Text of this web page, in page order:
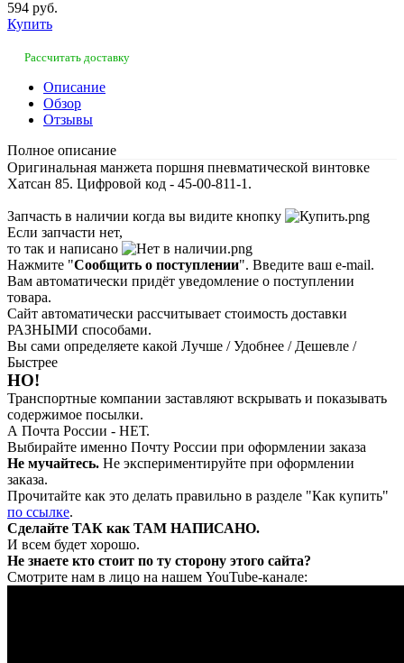
594 руб.
Купить
Рассчитать доставку
Описание
Обзор
Отзывы
Полное описание
Оригинальная манжета поршня пневматической винтовке
Хатсан 85. Цифровой код - 45-00-811-1.
Запчасть в наличии когда вы видите кнопку
Если запчасти нет,
то так и написано
Нажмите "Сообщить о поступлении". Введите ваш e-mail.
Вам автоматически придёт уведомление о поступлении
товара.
Сайт автоматически рассчитывает стоимость доставки
РАЗНЫМИ способами.
Вы сами определяете какой Лучше / Удобнее / Дешевле /
Быстрее
НО!
Транспортные компании заставляют вскрывать и показывать
содержимое посылки.
А Почта России - НЕТ.
Выбирайте именно Почту России при оформлении заказа
Не мучайтесь. Не экспериментируйте при оформлении
заказа.
Прочитайте как это делать правильно в разделе "Как купить"
по ссылке.
Сделайте ТАК как ТАМ НАПИСАНО.
И всем будет хорошо.
Не знаете кто стоит по ту сторону этого сайта?
Смотрите нам в лицо на нашем YouTube-канале: